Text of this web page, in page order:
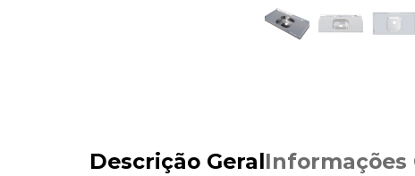
Descrição GeralInformações